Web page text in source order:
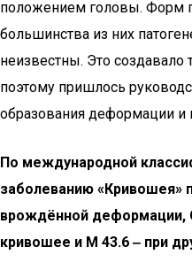
положением головы. Форм
большинства из них
неизвестны. Это создавало
поэтому пришлось
образования деформации и
По международной
заболеванию «Кривошея»
врождённой деформации,
кривошее и М 43.6 ‒ при